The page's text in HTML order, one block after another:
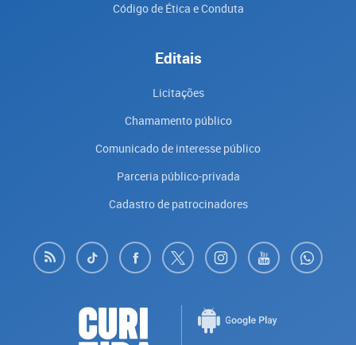
Código de Ética e Conduta
Editais
Licitações
Chamamento público
Comunicado de interesse público
Parceria público-privada
Cadastro de patrocinadores